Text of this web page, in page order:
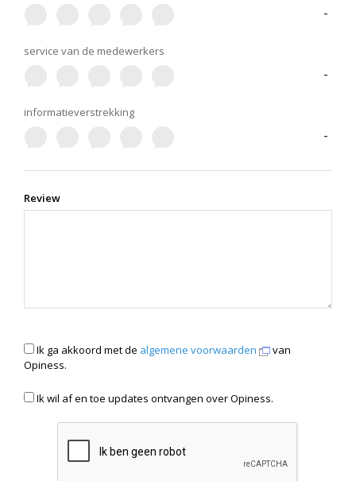
-
service van de medewerkers
-
informatieverstrekking
-
Review
Ik ga akkoord met de algemene voorwaarden
van
Opiness.
Ik wil af en toe updates ontvangen over Opiness.